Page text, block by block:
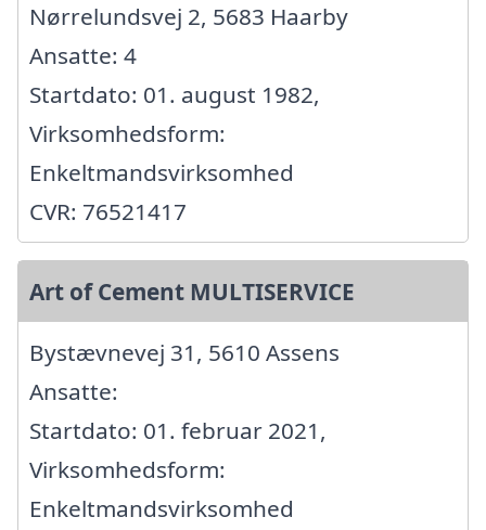
Nørrelundsvej 2, 5683 Haarby
Ansatte: 4
Startdato: 01. august 1982,
Virksomhedsform:
Enkeltmandsvirksomhed
CVR: 76521417
Art of Cement MULTISERVICE
Bystævnevej 31, 5610 Assens
Ansatte:
Startdato: 01. februar 2021,
Virksomhedsform:
Enkeltmandsvirksomhed